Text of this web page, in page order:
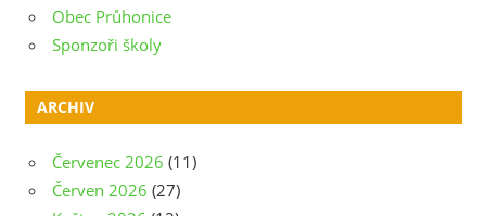
Obec Průhonice
Sponzoři školy
ARCHIV
Červenec 2026 (11)
Červen 2026 (27)